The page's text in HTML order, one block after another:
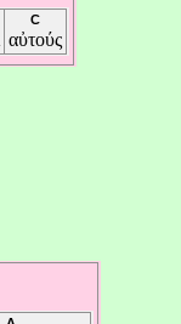
C
αὐτούς